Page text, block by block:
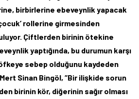
birbirlerine ebeveynlik yapacak
rollerine girmesinden
Çiftlerden birinin ötekine
yaptığında, bu durumun karşı
sebep olduğunu kaydeden
Sinan Bingöl, “Bir ilişkide sorun
birinin kör, diğerinin sağır olması